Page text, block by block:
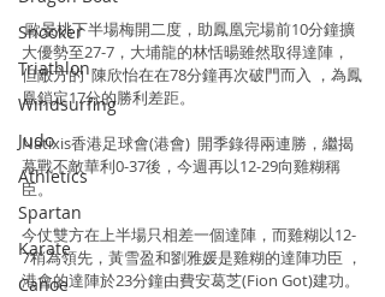
Snooker
Triathlon
Windsurfing
Judo
Athletics
Spartan
Karate
Canoe
歐景桃下半場梅開二度，助鳳凰完場前10分鐘擴
大優勢至27-7，大埔龍的林恬暘雖然取得達陣，
但敵方的  陳欣怡在在78分鐘再次破門而入 ，為鳳
凰鎖定17分的勝利差距。
Natixis香港足球會(港會)  開季錄得兩連勝，繼揭
幕戰不敵華利0-37後，今週再以12-29向雞糊稱
臣。
今仗雙方在上半場只相差一個達陣，而雞糊以12-
7稍為領先，黃雪盈和劉雅媛是雞糊的達陣功臣 ，
港會的達陣於23分鐘由費安葛芝(Fion Got)建功。